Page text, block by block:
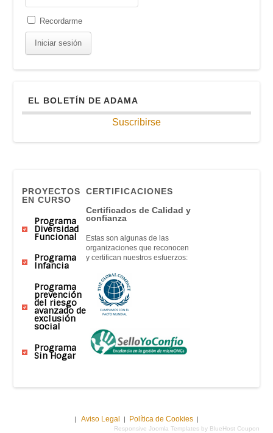
Responsive Joomla Templates by BlueHost Coupon
Recordarme
EL BOLETÍN DE ADAMA
Suscribirse
PROYECTOS
EN CURSO
Programa
Diversidad
Funcional
Programa
Infancia
Programa
prevención
del riesgo
avanzado de
exclusión
social
Programa
Sin Hogar
CERTIFICACIONES
Certificados de Calidad y
confianza
Estas son algunas de las
organizaciones que reconocen
y certifican nuestros esfuerzos:
Aviso Legal Política de Cookies